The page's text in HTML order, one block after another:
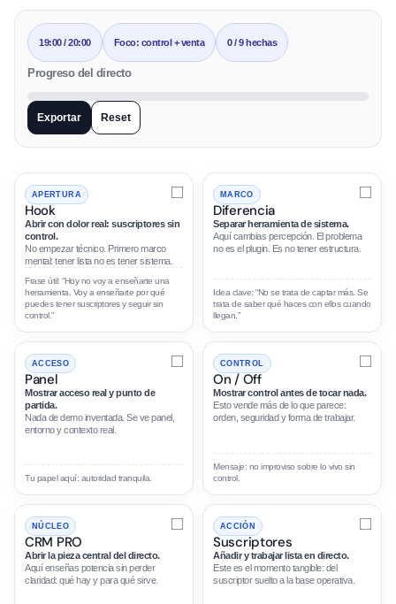
19:00 / 20:00 Foco: control + venta 0 / 9 hechas
Progreso del directo
Exportar Reset
APERTURA
Hook
Abrir con dolor real: suscriptores sin
control.
No empezar técnico. Primero marco
mental: tener lista no es tener sistema.
Frase útil: “Hoy no voy a enseñarte una
herramienta. Voy a enseñarte por qué
puedes tener suscriptores y seguir sin
control.”
MARCO
Diferencia
Separar herramienta de sistema.
Aquí cambias percepción. El problema
no es el plugin. Es no tener estructura.
Idea clave: “No se trata de captar más. Se
trata de saber qué haces con ellos cuando
llegan.”
ACCESO
Panel
Mostrar acceso real y punto de
partida.
Nada de demo inventada. Se ve panel,
entorno y contexto real.
Tu papel aquí: autoridad tranquila.
CONTROL
On / Off
Mostrar control antes de tocar nada.
Esto vende más de lo que parece:
orden, seguridad y forma de trabajar.
Mensaje: no improviso sobre lo vivo sin
control.
NÚCLEO
CRM PRO
Abrir la pieza central del directo.
Aquí enseñas potencia sin perder
claridad: qué hay y para qué sirve.
ACCIÓN
Suscriptores
Añadir y trabajar lista en directo.
Este es el momento tangible: del
suscriptor suelto a la base operativa.